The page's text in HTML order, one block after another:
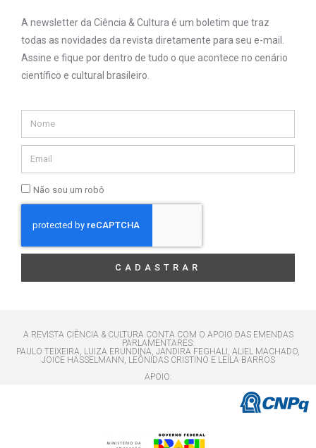
A newsletter da Ciência & Cultura é um boletim que traz
todas as novidades da revista diretamente para seu e-mail.
Assine e fique por dentro de tudo o que acontece no cenário
científico e cultural brasileiro.
Não sou um robô
CADASTRAR
A REVISTA CIÊNCIA & CULTURA CONTA COM O APOIO DAS EMENDAS
PARLAMENTARES:
PAULO TEIXEIRA, LUIZA ERUNDINA, JANDIRA FEGHALI, ALIEL MACHADO,
JOICE HASSELMANN, LEÔNIDAS CRISTINO E LEILA BARROS
APOIO: